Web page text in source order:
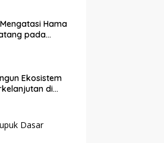
Ekonomi Sumber Daya Lahan:
Hama
pada
Ekosistem
di